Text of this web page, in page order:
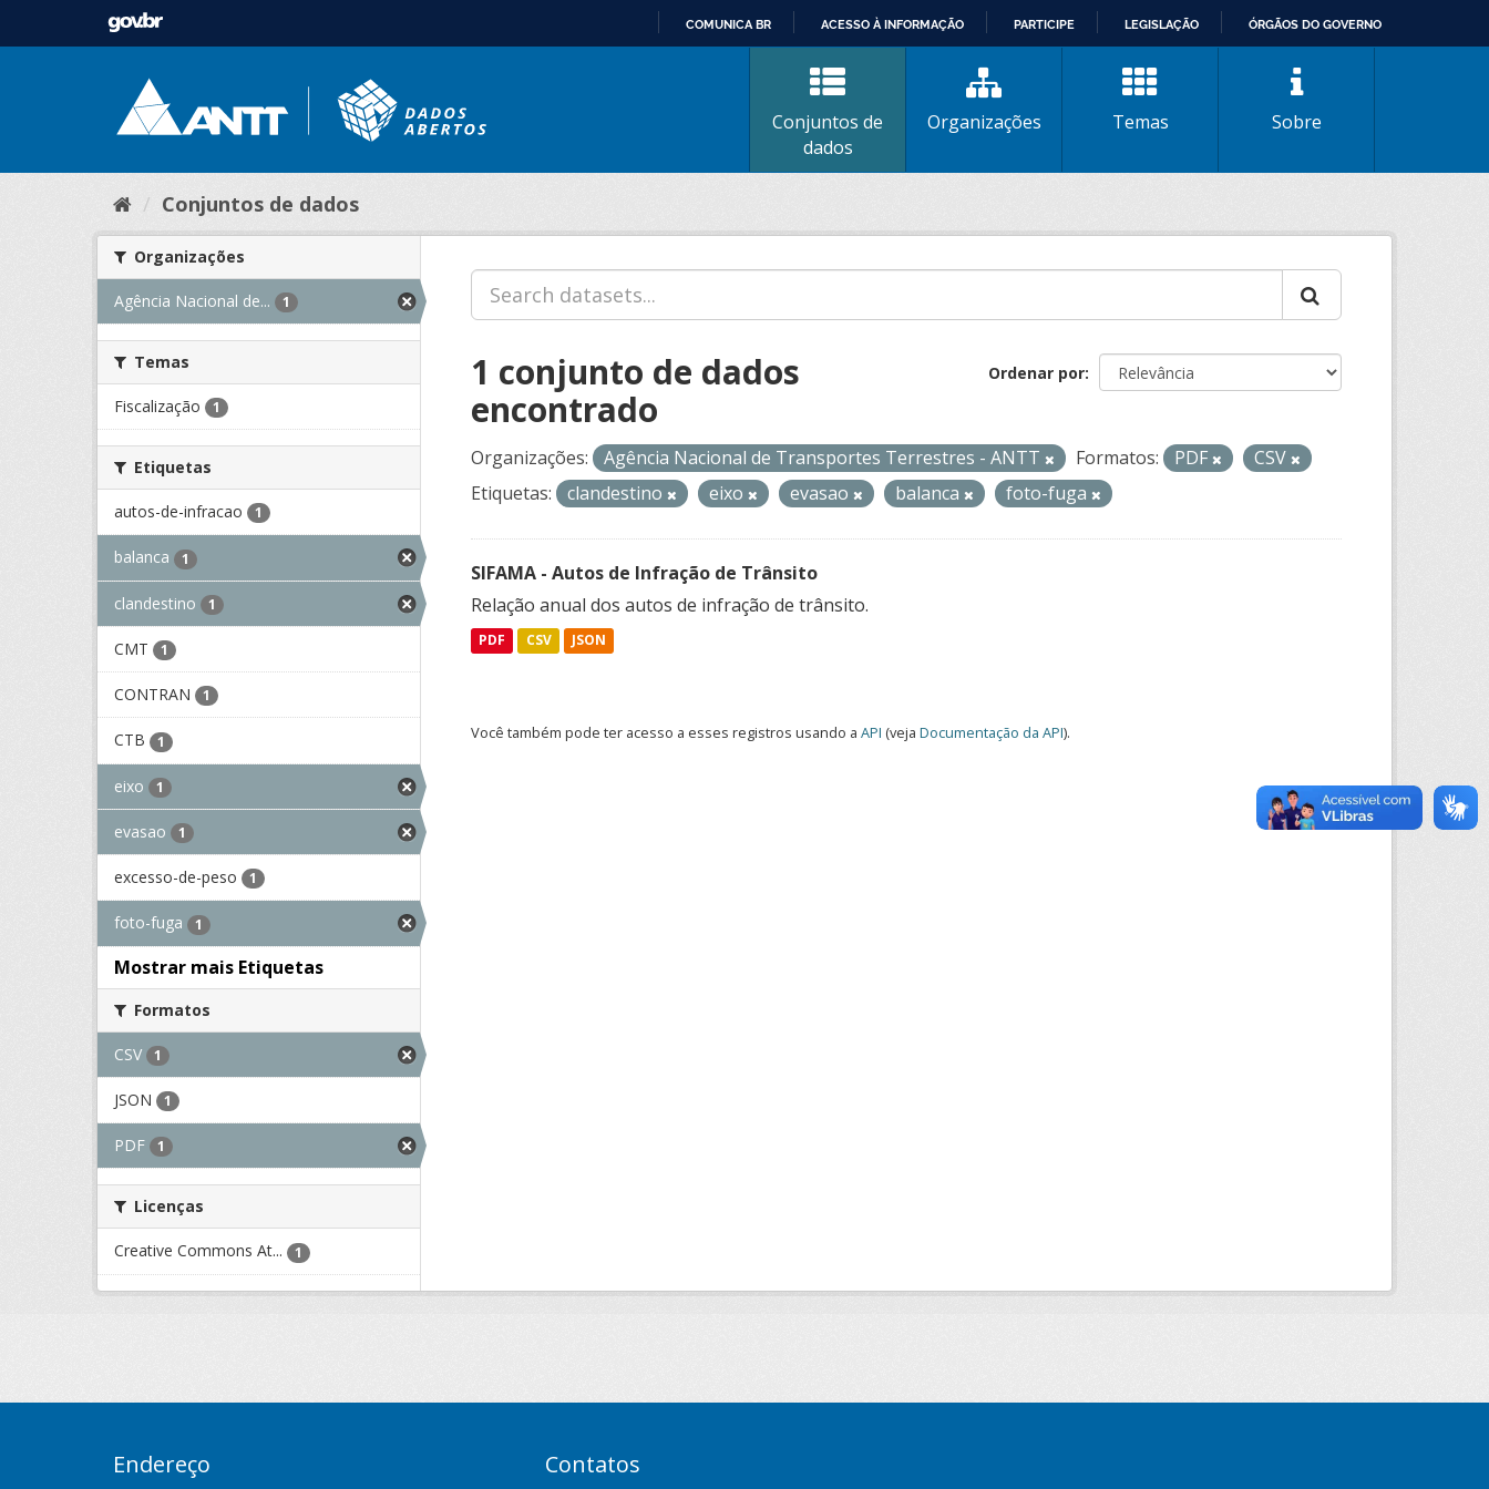
CONTEÚDO
COMUNICA BR ACESSO À INFORMAÇÃO PARTICIPE LEGISLAÇÃO ÓRGÃOS DO GOVERNO
Conjuntos de
dados
Organizações Temas Sobre
Conjuntos de dados
Organizações
Agência Nacional de... 1
Temas
Fiscalização 1
Etiquetas
autos-de-infracao 1
balanca 1
clandestino 1
CMT 1
CONTRAN 1
CTB 1
eixo 1
evasao 1
excesso-de-peso 1
foto-fuga 1
Mostrar mais Etiquetas
Formatos
CSV 1
JSON 1
PDF 1
Licenças
Creative Commons At... 1
Ordenar por
1 conjunto de dados
encontrado
Organizações: Agência Nacional de Transportes Terrestres - ANTT Formatos: PDF
CSV
Etiquetas:
clandestino eixo evasao balanca foto-fuga
SIFAMA - Autos de Infração de Trânsito
Relação anual dos autos de infração de trânsito.
PDF CSV JSON
Você também pode ter acesso a esses registros usando a API (veja Documentação da API).
Endereço Contatos